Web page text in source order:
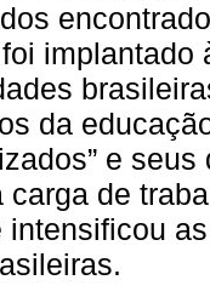
da
e
carga de
intensificou